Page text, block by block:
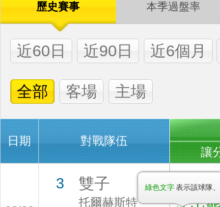
歷史賽事 本季過盤率
近60日 近90日 近6個月
全部 客場 主場
日期
對戰隊伍
讓
3 雙子
托爾赫斯特
綠色文字表示該球隊